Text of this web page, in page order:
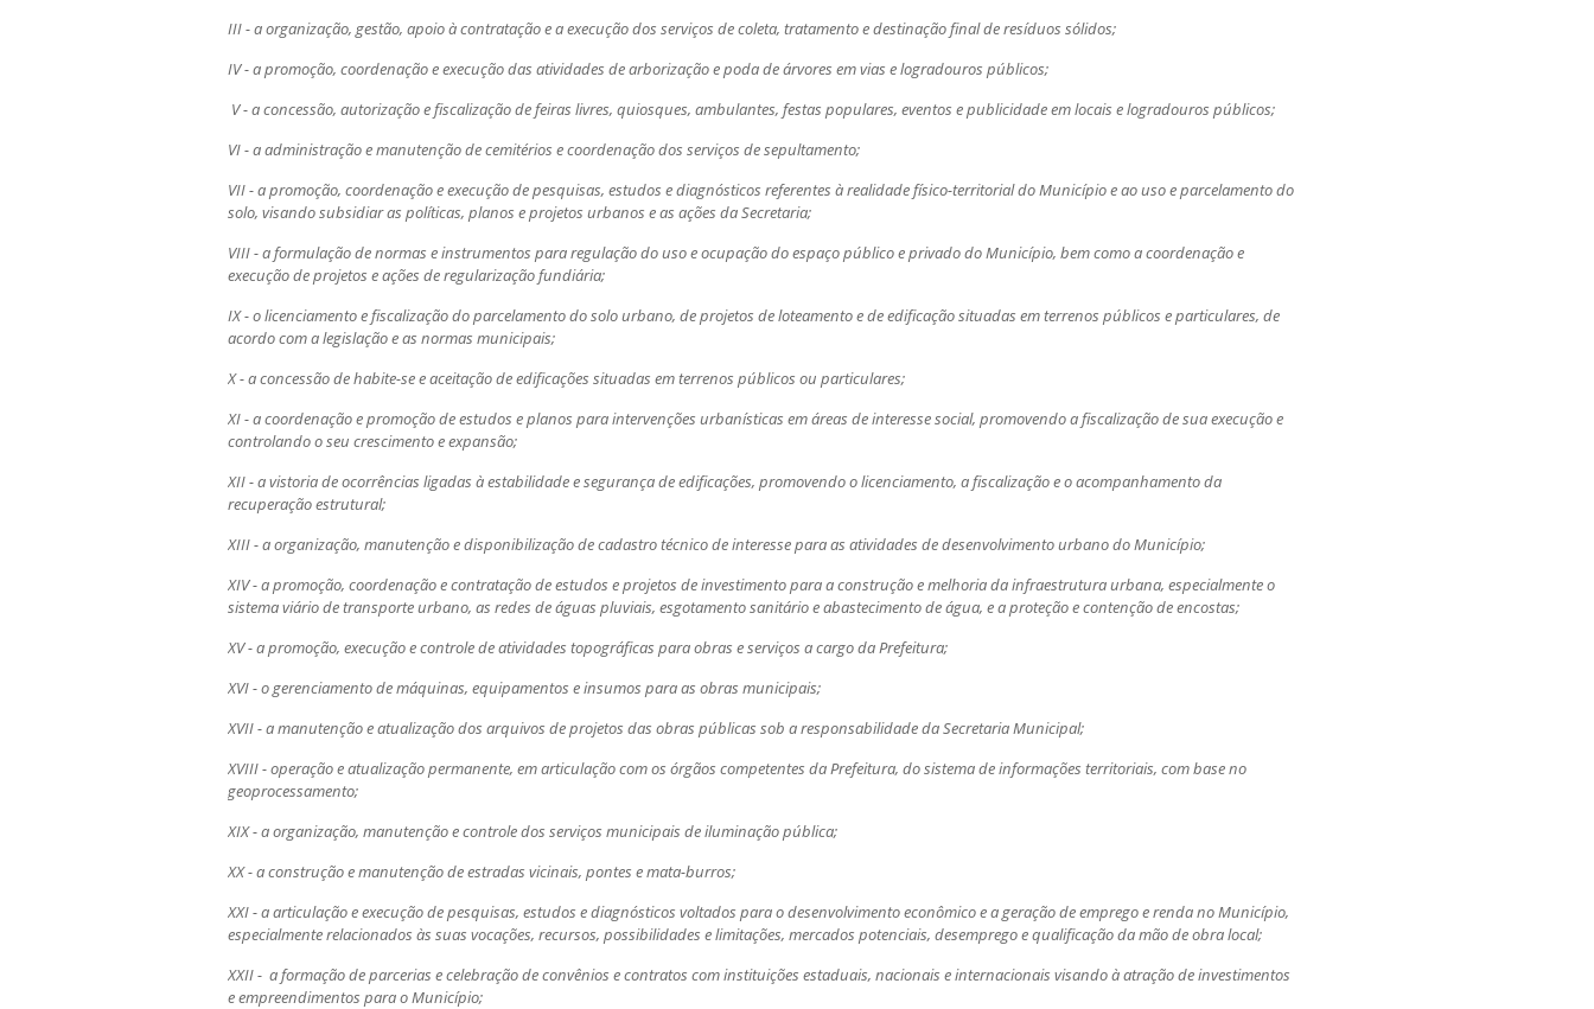
III - a organização, gestão, apoio à contratação e a execução dos serviços de coleta, tratamento e destinação final de resíduos sólidos;
IV - a promoção, coordenação e execução das atividades de arborização e poda de árvores em vias e logradouros públicos;
V - a concessão, autorização e fiscalização de feiras livres, quiosques, ambulantes, festas populares, eventos e publicidade em locais e logradouros públicos;
VI - a administração e manutenção de cemitérios e coordenação dos serviços de sepultamento;
VII - a promoção, coordenação e execução de pesquisas, estudos e diagnósticos referentes à realidade físico-territorial do Município e ao uso e parcelamento do
solo, visando subsidiar as políticas, planos e projetos urbanos e as ações da Secretaria;
VIII - a formulação de normas e instrumentos para regulação do uso e ocupação do espaço público e privado do Município, bem como a coordenação e
execução de projetos e ações de regularização fundiária;
IX - o licenciamento e fiscalização do parcelamento do solo urbano, de projetos de loteamento e de edificação situadas em terrenos públicos e particulares, de
acordo com a legislação e as normas municipais;
X - a concessão de habite-se e aceitação de edificações situadas em terrenos públicos ou particulares;
XI - a coordenação e promoção de estudos e planos para intervenções urbanísticas em áreas de interesse social, promovendo a fiscalização de sua execução e
controlando o seu crescimento e expansão;
XII - a vistoria de ocorrências ligadas à estabilidade e segurança de edificações, promovendo o licenciamento, a fiscalização e o acompanhamento da
recuperação estrutural;
XIII - a organização, manutenção e disponibilização de cadastro técnico de interesse para as atividades de desenvolvimento urbano do Município;
XIV - a promoção, coordenação e contratação de estudos e projetos de investimento para a construção e melhoria da infraestrutura urbana, especialmente o
sistema viário de transporte urbano, as redes de águas pluviais, esgotamento sanitário e abastecimento de água, e a proteção e contenção de encostas;
XV - a promoção, execução e controle de atividades topográficas para obras e serviços a cargo da Prefeitura;
XVI - o gerenciamento de máquinas, equipamentos e insumos para as obras municipais;
XVII - a manutenção e atualização dos arquivos de projetos das obras públicas sob a responsabilidade da Secretaria Municipal;
XVIII - operação e atualização permanente, em articulação com os órgãos competentes da Prefeitura, do sistema de informações territoriais, com base no
geoprocessamento;
XIX - a organização, manutenção e controle dos serviços municipais de iluminação pública;
XX - a construção e manutenção de estradas vicinais, pontes e mata-burros;
XXI - a articulação e execução de pesquisas, estudos e diagnósticos voltados para o desenvolvimento econômico e a geração de emprego e renda no Município,
especialmente relacionados às suas vocações, recursos, possibilidades e limitações, mercados potenciais, desemprego e qualificação da mão de obra local;
XXII - a formação de parcerias e celebração de convênios e contratos com instituições estaduais, nacionais e internacionais visando à atração de investimentos
e empreendimentos para o Município;